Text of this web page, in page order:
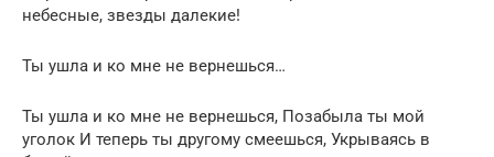
небесные, звезды далекие!
Ты ушла и ко мне не вернешься…
Ты ушла и ко мне не вернешься, Позабыла ты мой
уголок И теперь ты другому смеешься, Укрываясь в